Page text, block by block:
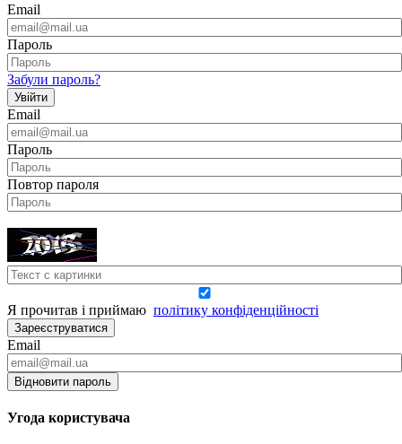
Email
Пароль
Забули пароль?
Увійти
Email
Пароль
Повтор пароля
Я прочитав і приймаю політику конфіденційності
Зареєструватися
Email
Відновити пароль
Угода користувача